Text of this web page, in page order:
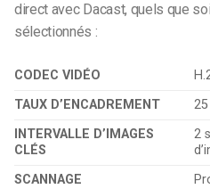
direct avec Dacast, quels que
sélectionnés :
CODEC VIDÉO
TAUX D’ENCADREMENT
INTERVALLE D’IMAGES
CLÉS
2
SCANNAGE